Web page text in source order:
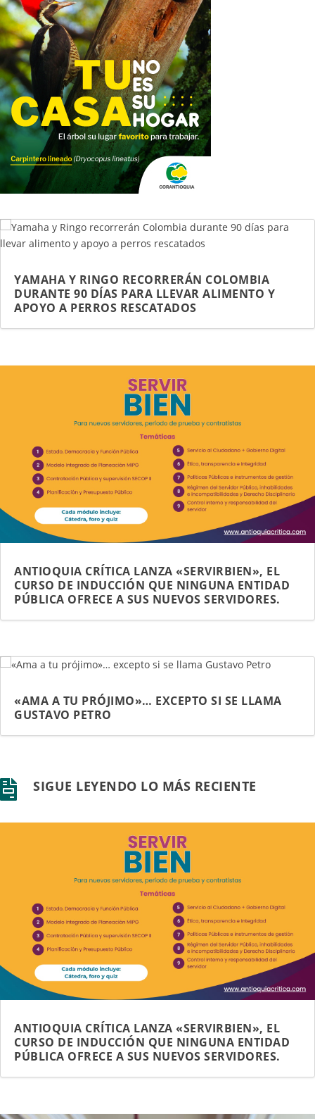
YAMAHA Y RINGO RECORRERÁN COLOMBIA
DURANTE 90 DÍAS PARA LLEVAR ALIMENTO Y
APOYO A PERROS RESCATADOS
ANTIOQUIA CRÍTICA LANZA «SERVIRBIEN», EL
CURSO DE INDUCCIÓN QUE NINGUNA ENTIDAD
PÚBLICA OFRECE A SUS NUEVOS SERVIDORES.
«AMA A TU PRÓJIMO»… EXCEPTO SI SE LLAMA
GUSTAVO PETRO
 SIGUE LEYENDO LO MÁS RECIENTE
ANTIOQUIA CRÍTICA LANZA «SERVIRBIEN», EL
CURSO DE INDUCCIÓN QUE NINGUNA ENTIDAD
PÚBLICA OFRECE A SUS NUEVOS SERVIDORES.